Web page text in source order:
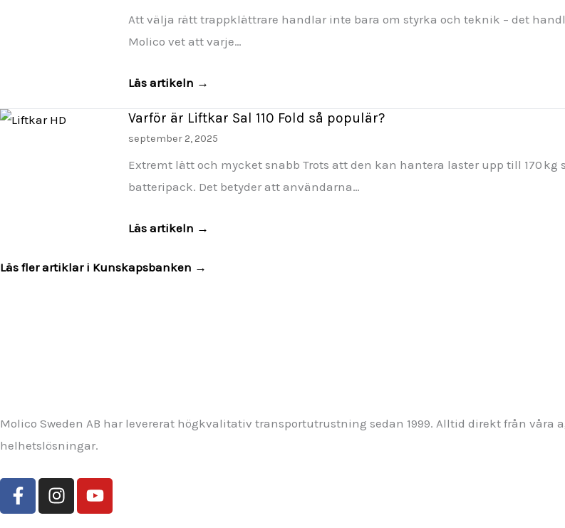
Att välja rätt trappklättrare handlar inte bara om styrka och teknik – det
Molico vet att varje…
Läs artikeln →
Varför är Liftkar Sal 110 Fold så populär?
september 2, 2025
Extremt lätt och mycket snabb Trots att den kan hantera laster upp till 170
batteripack. Det betyder att användarna…
Läs artikeln →
Läs fler artiklar i Kunskapsbanken →
Molico Sweden AB har levererat högkvalitativ transportutrustning sedan 1999. Alltid direkt från
helhetslösningar.
F
a
I
n
Y
o